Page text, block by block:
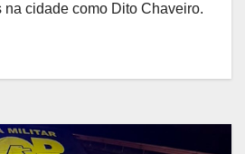
cidade como Dito Chaveiro.